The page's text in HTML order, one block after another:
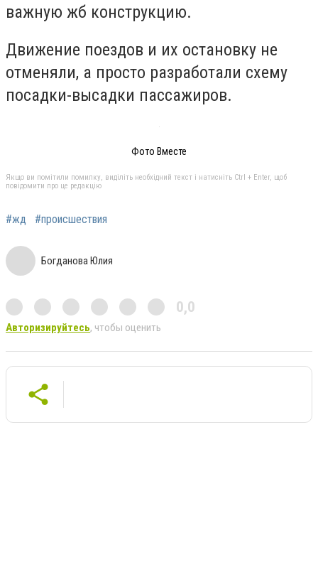
важную жб конструкцию.
Движение поездов и их остановку не
отменяли, а просто разработали схему
посадки-высадки пассажиров.
Фото Вместе
Якщо ви помітили помилку, виділіть необхідний текст і натисніть Ctrl + Enter, щоб
повідомити про це редакцію
#жд #происшествия
Богданова Юлия
0,0
Авторизируйтесь, чтобы оценить